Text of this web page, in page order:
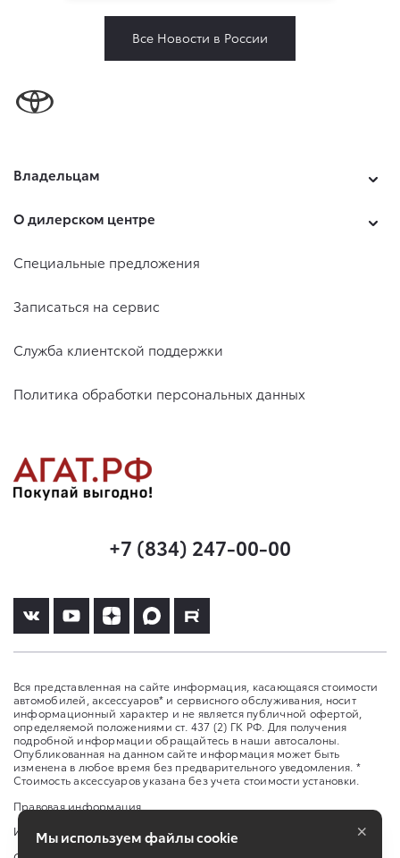
Все Новости в России
Владельцам
О дилерском центре
Специальные предложения
Записаться на сервис
Служба клиентской поддержки
Политика обработки персональных данных
+7 (834) 247-00-00
Вся представленная на сайте информация, касающаяся стоимости
автомобилей, аксессуаров* и сервисного обслуживания, носит
информационный характер и не является публичной офертой,
определяемой положениями ст. 437 (2) ГК РФ. Для получения
подробной информации обращайтесь в наши автосалоны.
Опубликованная на данном сайте информация может быть
изменена в любое время без предварительного уведомления. *
Стоимость аксессуаров указана без учета стоимости установки.
Правовая информация
Изменить настройку cookies
Мы используем файлы cookie ×